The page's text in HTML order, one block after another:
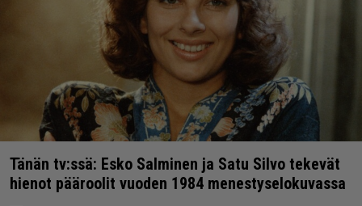
Tänän tv:ssä: Esko Salminen ja Satu Silvo tekevät
hienot pääroolit vuoden 1984 menestyselokuvassa